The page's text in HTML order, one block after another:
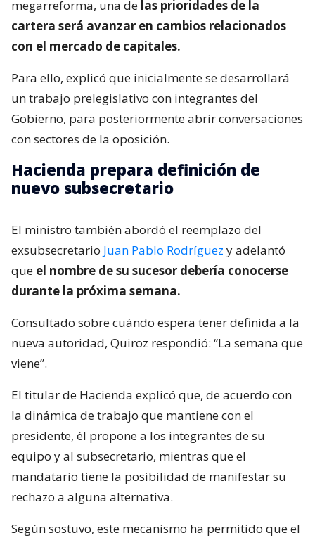
megarreforma, una de las prioridades de la
cartera será avanzar en cambios relacionados
con el mercado de capitales.
Para ello, explicó que inicialmente se desarrollará
un trabajo prelegislativo con integrantes del
Gobierno, para posteriormente abrir conversaciones
con sectores de la oposición.
Hacienda prepara definición de
nuevo subsecretario
El ministro también abordó el reemplazo del
exsubsecretario Juan Pablo Rodríguez y adelantó
que el nombre de su sucesor debería conocerse
durante la próxima semana.
Consultado sobre cuándo espera tener definida a la
nueva autoridad, Quiroz respondió: “La semana que
viene”.
El titular de Hacienda explicó que, de acuerdo con
la dinámica de trabajo que mantiene con el
presidente, él propone a los integrantes de su
equipo y al subsecretario, mientras que el
mandatario tiene la posibilidad de manifestar su
rechazo a alguna alternativa.
Según sostuvo, este mecanismo ha permitido que el